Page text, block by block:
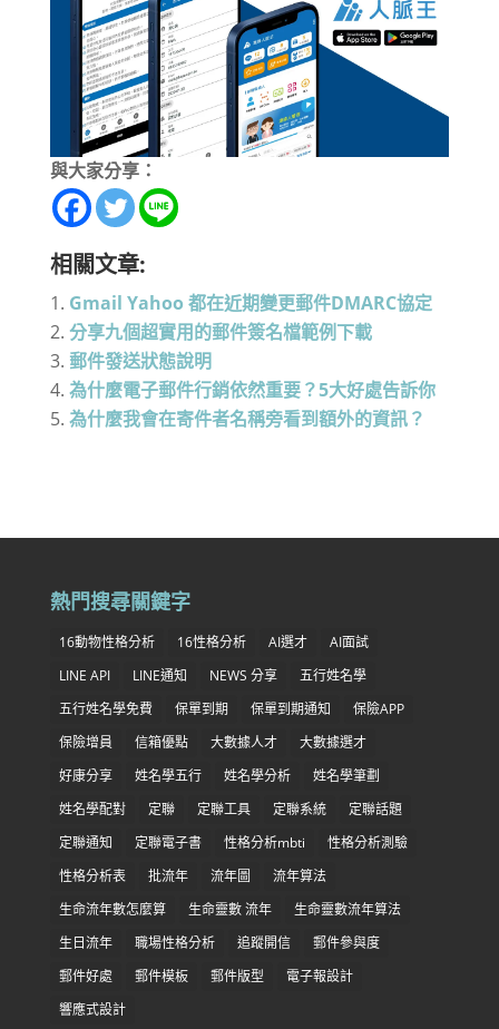
與大家分享：
相關文章:
Gmail Yahoo 都在近期變更郵件DMARC協定
分享九個超實用的郵件簽名檔範例下載
郵件發送狀態說明
為什麼電子郵件行銷依然重要？5大好處告訴你
為什麼我會在寄件者名稱旁看到額外的資訊？
熱門搜尋關鍵字
16動物性格分析 16性格分析 AI選才
AI面試
LINE API
LINE通知 NEWS 分享
五行姓名學
五行姓名學免費
保單到期 保單到期通知
保險APP
保險增員
信箱優點 大數據人才
大數據選才
好康分享
姓名學五行 姓名學分析
姓名學筆劃
姓名學配對
定聯 定聯工具 定聯系統
定聯話題
定聯通知
定聯電子書 性格分析mbti
性格分析測驗
性格分析表
批流年 流年圖
流年算法
生命流年數怎麼算
生命靈數 流年
生命靈數流年算法
生日流年
職場性格分析 追蹤開信
郵件參與度
郵件好處
郵件模板 郵件版型
電子報設計
響應式設計